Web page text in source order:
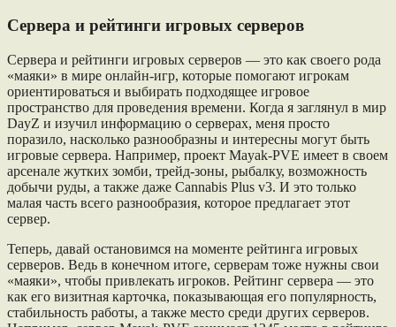
Сервера и рейтинги игровых серверов
Сервера и рейтинги игровых серверов — это как своего рода
«маяки» в мире онлайн-игр, которые помогают игрокам
ориентироваться и выбирать подходящее игровое
пространство для проведения времени. Когда я заглянул в мир
DayZ и изучил информацию о серверах, меня просто
поразило, насколько разнообразны и интересны могут быть
игровые сервера. Например, проект Mayak-PVE имеет в своем
арсенале жутких зомби, трейд-зоны, рыбалку, возможность
добычи руды, а также даже Cannabis Plus v3. И это только
малая часть всего разнообразия, которое предлагает этот
сервер.
Теперь, давай остановимся на моменте рейтинга игровых
серверов. Ведь в конечном итоге, серверам тоже нужны свои
«маяки», чтобы привлекать игроков. Рейтинг сервера — это
как его визитная карточка, показывающая его популярность,
стабильность работы, а также место среди других серверов.